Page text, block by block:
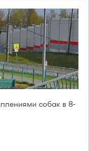
собак в 8-